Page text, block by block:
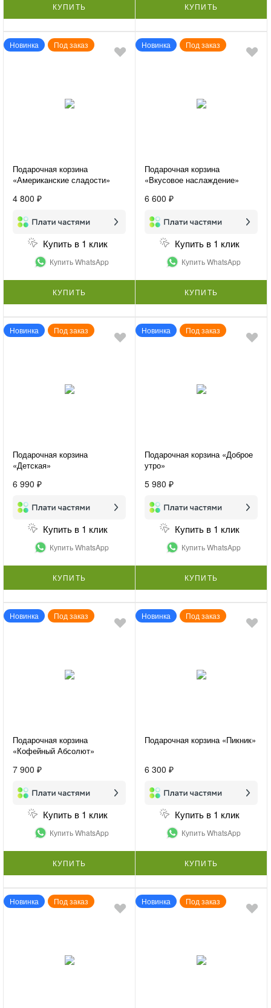
КУПИТЬ КУПИТЬ
Новинка Под заказ
Подарочная корзина
«Американские сладости»
4 800 ₽
Купить в 1 клик
Купить WhatsApp
КУПИТЬ
Новинка Под заказ
Подарочная корзина
«Вкусовое наслаждение»
6 600 ₽
Купить в 1 клик
Купить WhatsApp
КУПИТЬ
Новинка Под заказ
Подарочная корзина
«Детская»
6 990 ₽
Купить в 1 клик
Купить WhatsApp
КУПИТЬ
Новинка Под заказ
Подарочная корзина «Доброе
утро»
5 980 ₽
Купить в 1 клик
Купить WhatsApp
КУПИТЬ
Новинка Под заказ
Подарочная корзина
«Кофейный Абсолют»
7 900 ₽
Купить в 1 клик
Купить WhatsApp
КУПИТЬ
Новинка Под заказ
Подарочная корзина «Пикник»
6 300 ₽
Купить в 1 клик
Купить WhatsApp
КУПИТЬ
Новинка Под заказ Новинка Под заказ